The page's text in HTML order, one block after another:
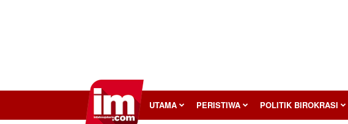
InilahMojokerto UTAMA PERISTIWA POLITIK BIROKRASI